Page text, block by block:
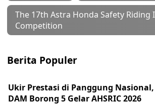
The 17th Astra Honda Safety
Competition
Berita Populer
Ukir Prestasi di Panggung Nasional,
DAM Borong 5 Gelar AHSRIC 2026